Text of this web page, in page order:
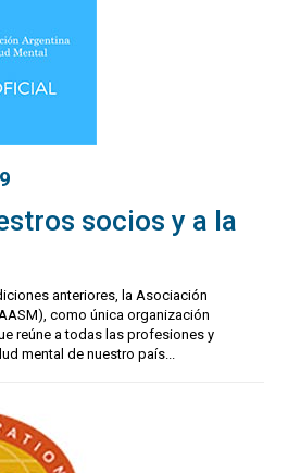
socios y a la
anteriores, la Asociación
como única organización
reúne a todas las profesiones y
mental de nuestro país...